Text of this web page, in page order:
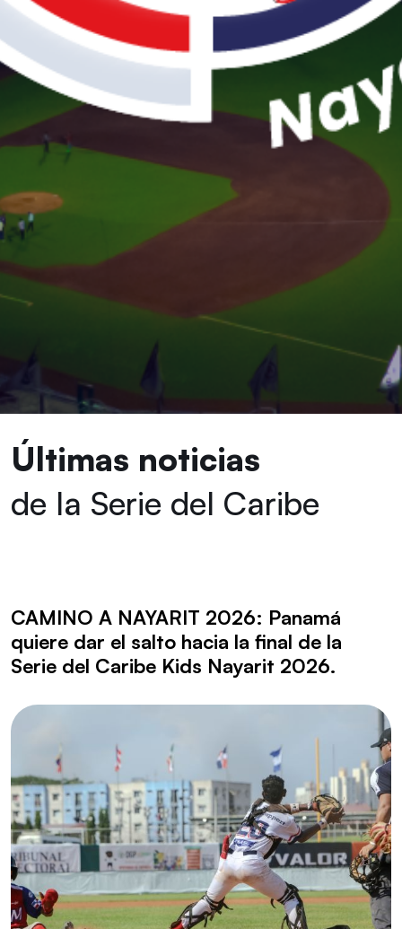
Últimas noticias
de la Serie del Caribe
CAMINO A NAYARIT 2026: Panamá
quiere dar el salto hacia la final de la
Serie del Caribe Kids Nayarit 2026.